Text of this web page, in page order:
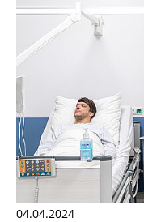
04.04.2024